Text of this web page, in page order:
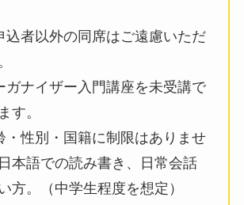
込者以外の同席はご遠慮いただ
ガナイザー入門講座を未受講で
す。
・性別・国籍に制限はありませ
本語での読み書き、日常会話
方。（中学生程度を想定）